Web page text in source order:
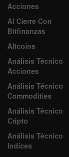
Acciones
Al Cierre Con
Bitfinanzas
Altcoins
Análisis Técnico
Acciones
Análisis Técnico
Commodities
Análisis Técnico
Cripto
Análisis Técnico
Indices